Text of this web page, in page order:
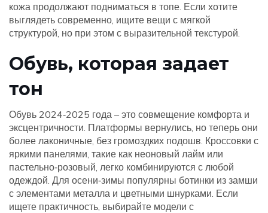
кожа продолжают подниматься в топе. Если хотите
выглядеть современно, ищите вещи с мягкой
структурой, но при этом с выразительной текстурой.
Обувь, которая задает
тон
Обувь 2024‑2025 года – это совмещение комфорта и
эксцентричности. Платформы вернулись, но теперь они
более лаконичные, без громоздких подошв. Кроссовки с
яркими панелями, такие как неоновый лайм или
пастельно‑розовый, легко комбинируются с любой
одеждой. Для осени‑зимы популярны ботинки из замши
с элементами металла и цветными шнурками. Если
ищете практичность, выбирайте модели с